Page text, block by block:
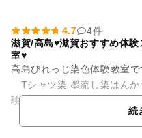
4.7
4件
滋賀/高島♥️滋賀おすすめ体
室♥️
高島びれっじ染色体験教室です 夏休み体験教室開催中 人気
Tシャツ染 墨流し染はんかち ✼••┈┈┈┈••✼••┈┈┈┈••✼ 個
続